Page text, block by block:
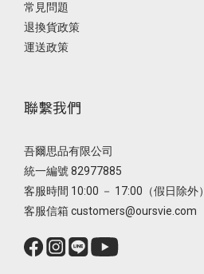
常見問題
退換貨政策
運送政策
聯繫我們
吾爾思品有限公司
統一編號 82977885
客服時間 10:00 － 17:00（假日除外）
客服信箱 customers@oursvie.com